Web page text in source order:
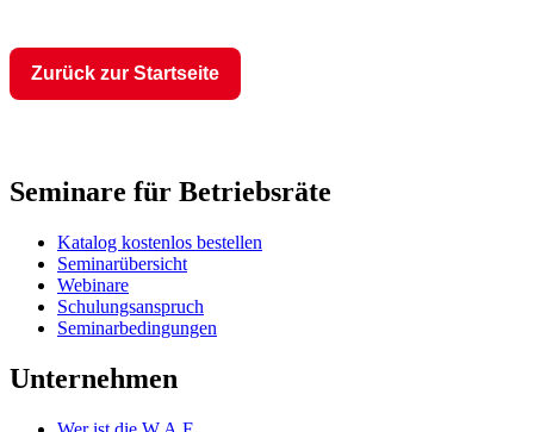
Zurück zur Startseite
Seminare für Betriebsräte
Katalog kostenlos bestellen
Seminarübersicht
Webinare
Schulungsanspruch
Seminarbedingungen
Unternehmen